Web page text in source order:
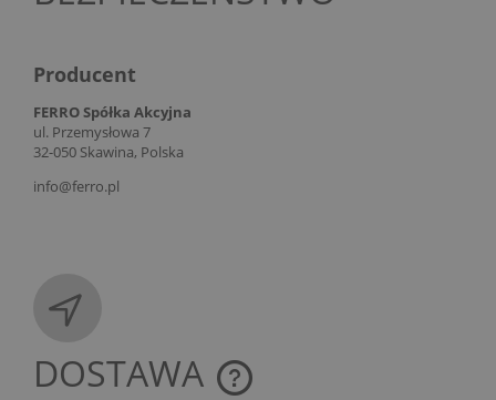
Producent
FERRO Spółka Akcyjna
ul. Przemysłowa 7
32-050 Skawina, Polska
info@ferro.pl
DOSTAWA
CENA NIE ZAWIERA EWENTUALNYCH KOSZTÓW